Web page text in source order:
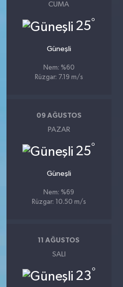
CUMA
25°
Güneşli
Nem: %60
Rüzgar: 7.19 m/s
09 AĞUSTOS
PAZAR
25°
Güneşli
Nem: %69
Rüzgar: 10.50 m/s
11 AĞUSTOS
SALI
23°